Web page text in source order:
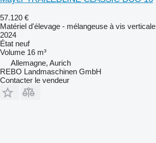
57.120 €
Matériel d'élevage - mélangeuse à vis verticale
2024
État neuf
Volume 16 m³
Allemagne, Aurich
REBO Landmaschinen GmbH
Contacter le vendeur